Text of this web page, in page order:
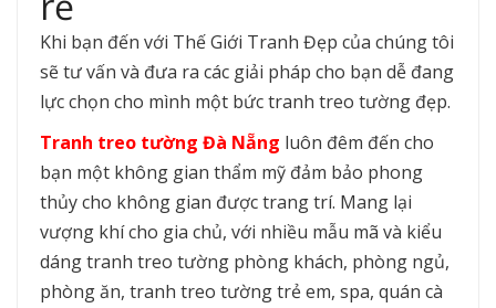
Khi bạn đến với Thế Giới Tranh Đẹp của chúng tôi
sẽ tư vấn và đưa ra các giải pháp cho bạn dễ đang
lực chọn cho mình một bức tranh treo tường đẹp.
Tranh treo tường Đà Nẵng luôn đêm đến cho
bạn một không gian thẩm mỹ đảm bảo phong
thủy cho không gian được trang trí. Mang lại
vượng khí cho gia chủ, với nhiều mẫu mã và kiểu
dáng tranh treo tường phòng khách, phòng ngủ,
phòng ăn, tranh treo tường trẻ em, spa, quán cà